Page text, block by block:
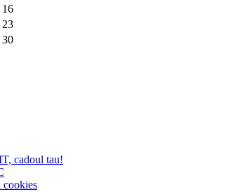
16
23
30
cadoul tau!
cookies